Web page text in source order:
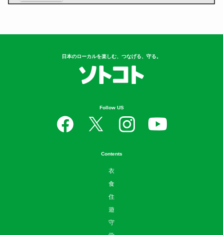
日本のローカルを楽しむ、つなげる、守る。
Follow US
Contents
衣
食
住
遊
守